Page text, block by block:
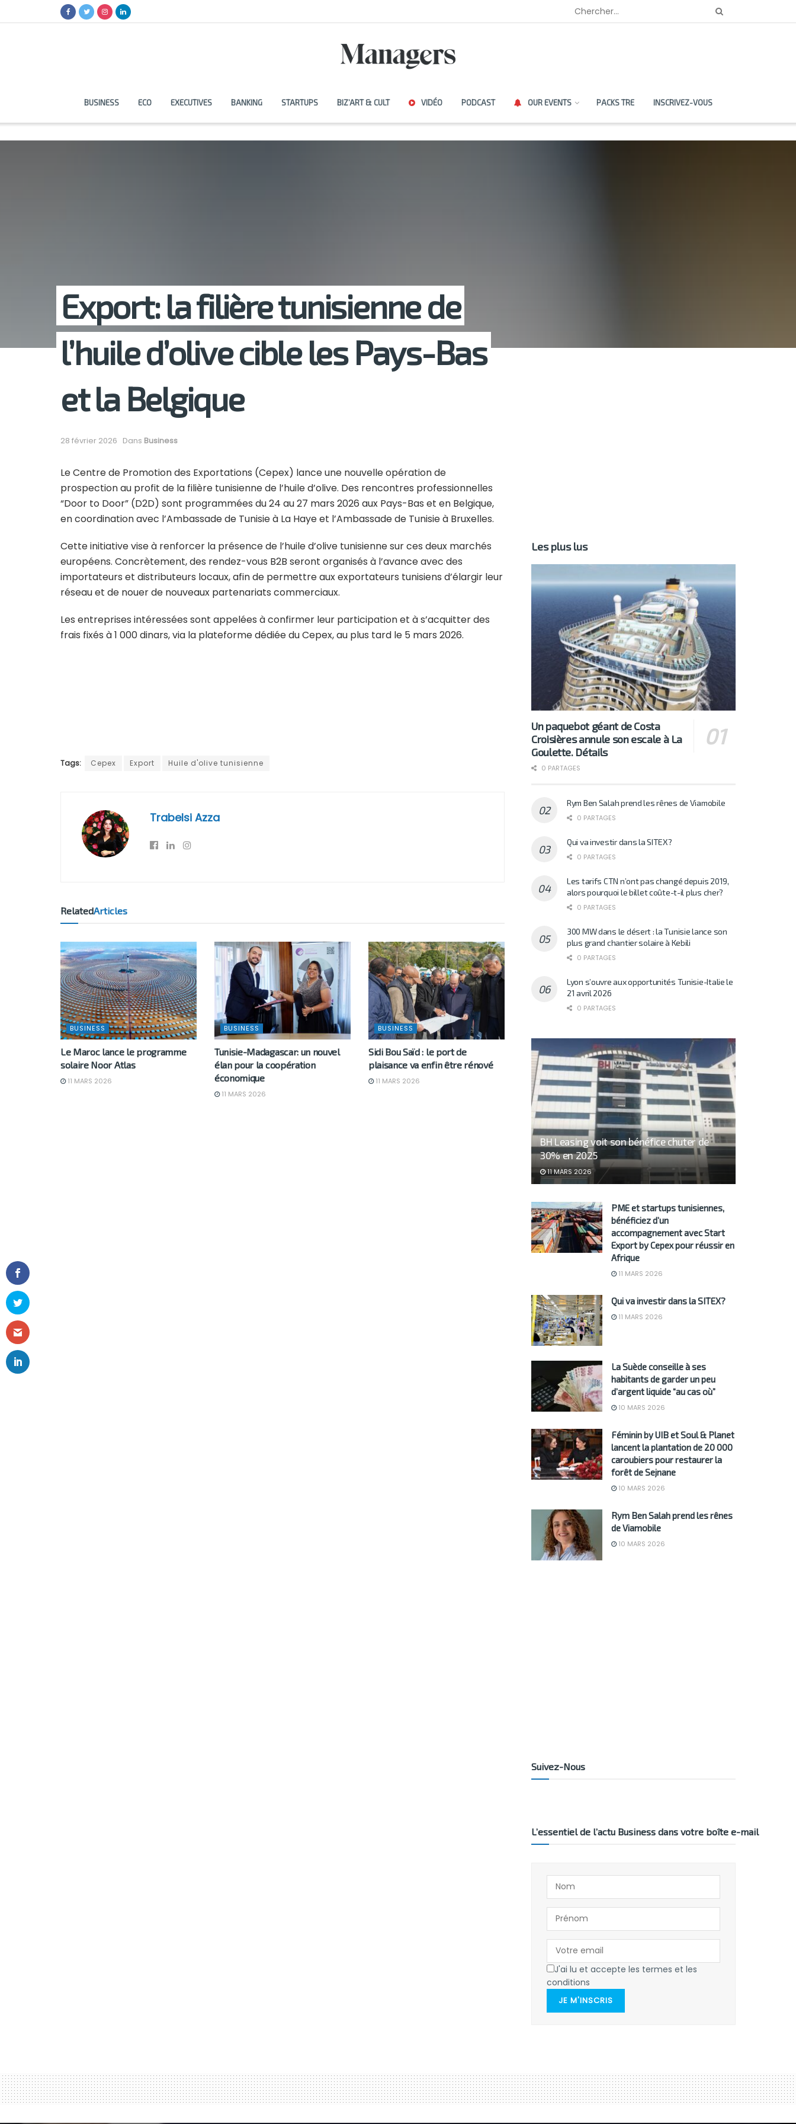
BUSINESS ECO EXECUTIVES BANKING STARTUPS BIZ’ART & CULT VIDÉO PODCAST OUR EVENTS PACKS TRE INSCRIVEZ-VOUS
Export: la filière tunisienne de
l’huile d’olive cible les Pays-Bas
et la Belgique
28 février 2026 Dans Business
LeCentre de Promotion des Exportations (Cepex) lance une nouvelle opération de
prospection au profit de la filière tunisienne de l’huile d’olive. Des rencontres professionnelles
“Door to Door” (D2D) sont programmées du 24 au 27 mars 2026 aux Pays-Bas et en Belgique,
en coordination avec l’Ambassade de Tunisie à La Hayeet l’Ambassade de Tunisie à Bruxelles.
Cette initiative vise à renforcer la présence de l’huile d’olive tunisienne sur ces deux marchés
européens. Concrètement, des rendez-vous B2B seront organisés à l’avance avec des
importateurs et distributeurs locaux, afin de permettre aux exportateurs tunisiens d’élargir leur
réseau et de nouer de nouveaux partenariats commerciaux.
Les entreprises intéressées sont appelées à confirmer leur participation et à s’acquitter des
frais fixés à 1 000 dinars, via la plateforme dédiée du Cepex, au plus tard le 5 mars 2026.
Tags: Cepex Export Huile d'olive tunisienne
Trabelsi Azza
RelatedArticles
BUSINESS
Le Maroc lance le programme
solaire Noor Atlas
11 MARS 2026
BUSINESS
Tunisie-Madagascar: un nouvel
élan pour la coopération
économique
11 MARS 2026
BUSINESS
Sidi Bou Saïd : le port de
plaisance va enfin être rénové
11 MARS 2026
Les plus lus
Un paquebot géant de Costa
Croisières annule son escale à La
Goulette. Détails
0 PARTAGES
Rym Ben Salah prend les rênes de Viamobile
0 PARTAGES
Qui va investir dans la SITEX?
0 PARTAGES
Les tarifs CTN n’ont pas changé depuis 2019,
alors pourquoi le billet coûte-t-il plus cher?
0 PARTAGES
300 MW dans le désert : la Tunisie lance son
plus grand chantier solaire à Kebili
0 PARTAGES
Lyon s’ouvre aux opportunités Tunisie-Italie le
21 avril 2026
0 PARTAGES
BH Leasing voit son bénéfice chuter de
30% en 2025
11 MARS 2026
PME et startups tunisiennes,
bénéficiez d’un
accompagnement avec Start
Export by Cepex pour réussir en
Afrique
11 MARS 2026
Qui va investir dans la SITEX?
11 MARS 2026
La Suède conseille à ses
habitants de garder un peu
d’argent liquide “au cas où”
10 MARS 2026
Féminin by UIB et Soul & Planet
lancent la plantation de 20 000
caroubiers pour restaurer la
forêt de Sejnane
10 MARS 2026
Rym Ben Salah prend les rênes
de Viamobile
10 MARS 2026
Suivez-Nous
L’essentiel de l’actu Business dans votre boîte e-mail
J'ai lu et accepte les termes et les
conditions
JE M'INSCRIS